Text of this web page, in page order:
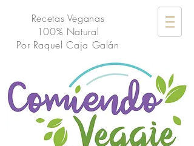
Recetas Veganas
100% Natural
Por Raquel Caja Galán